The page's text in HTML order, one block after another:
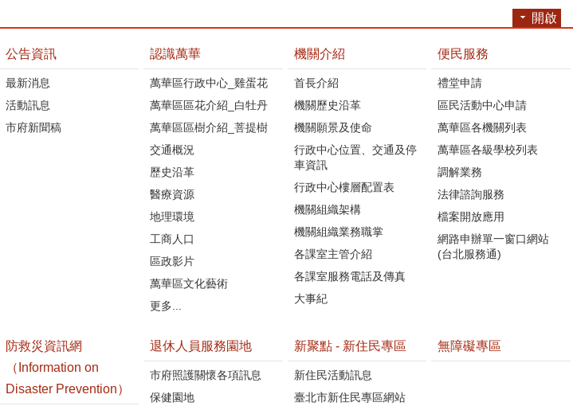
開啟
公告資訊
最新消息
活動訊息
市府新聞稿
認識萬華
萬華區行政中心_雞蛋花
萬華區區花介紹_白牡丹
萬華區區樹介紹_菩提樹
交通概況
歷史沿革
醫療資源
地理環境
工商人口
區政影片
萬華區文化藝術
更多...
機關介紹
首長介紹
機關歷史沿革
機關願景及使命
行政中心位置、交通及停
車資訊
行政中心樓層配置表
機關組織架構
機關組織業務職掌
各課室主管介紹
各課室服務電話及傳真
大事紀
便民服務
禮堂申請
區民活動中心申請
萬華區各機關列表
萬華區各級學校列表
調解業務
法律諮詢服務
檔案開放應用
網路申辦單一窗口網站
(台北服務通)
防救災資訊網
（Information on
Disaster Prevention）
退休人員服務園地
市府照護關懷各項訊息
保健園地
新聚點 - 新住民專區
新住民活動訊息
臺北市新住民專區網站
無障礙專區